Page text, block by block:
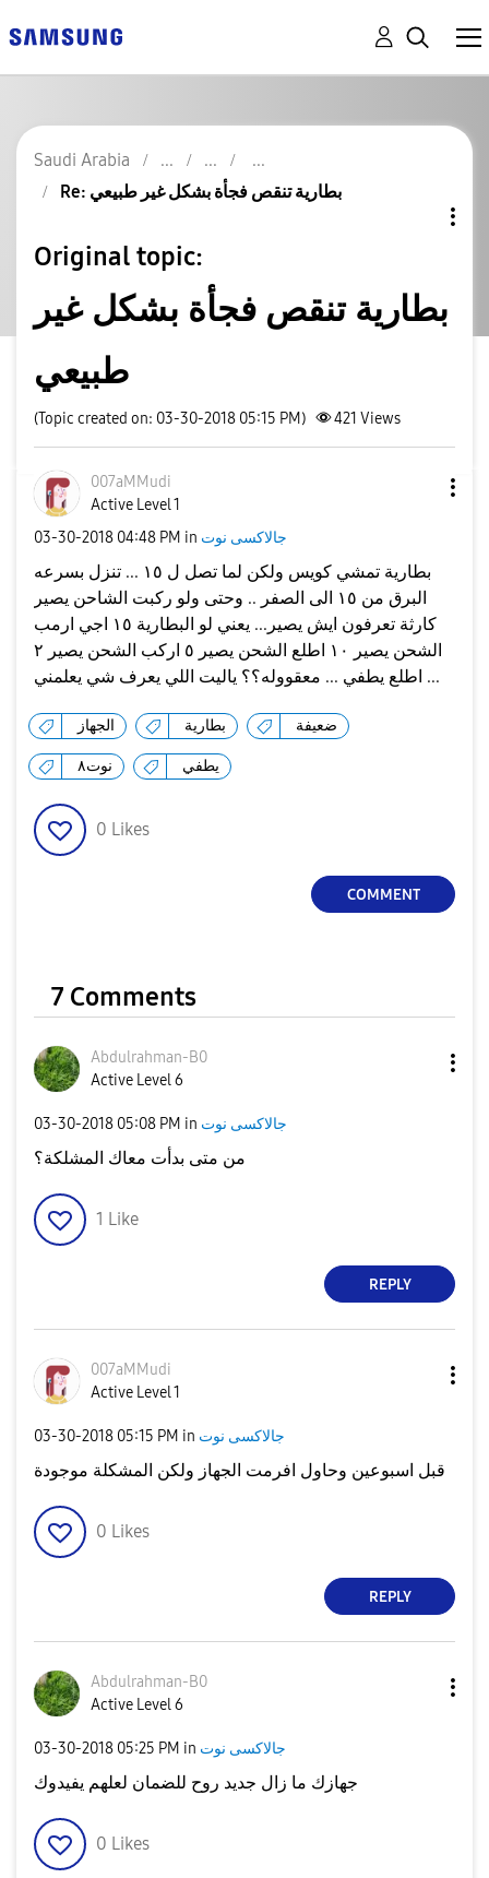
Saudi Arabia
Re: بطارية تنقص فجأة بشكل غير طبيعي
Original topic:
بطارية تنقص فجأة بشكل غير
طبيعي
(Topic created on: 03-30-2018 05:15 PM) 421 Views
007aMMudi
Active Level 1
‎03-30-2018 04:48 PM in جالاكسى نوت
بطارية تمشي كويس ولكن لما تصل ل ١٥ ... تنزل بسرعه
البرق من ١٥ الى الصفر .. وحتى ولو ركبت الشاحن يصير
كارثة تعرفون ايش يصير... يعني لو البطارية ١٥ اجي ارمب
الشحن يصير ١٠ اطلع الشحن يصير ٥ اركب الشحن يصير ٢
اطلع يطفي ... معقووله؟؟ ياليت اللي يعرف شي يعلمني ...
الجهاز بطارية ضعيفة
نوت٨ يطفي
0 Likes
COMMENT
7 Comments
Abdulrahman-B0
Active Level 6
‎03-30-2018 05:08 PM in جالاكسى نوت
من متى بدأت معاك المشلكة؟
1 Like
REPLY
007aMMudi
Active Level 1
‎03-30-2018 05:15 PM in جالاكسى نوت
قبل اسبوعين وحاول افرمت الجهاز ولكن المشكلة موجودة
0 Likes
REPLY
Abdulrahman-B0
Active Level 6
‎03-30-2018 05:25 PM in جالاكسى نوت
جهازك ما زال جديد روح للضمان لعلهم يفيدوك
0 Likes